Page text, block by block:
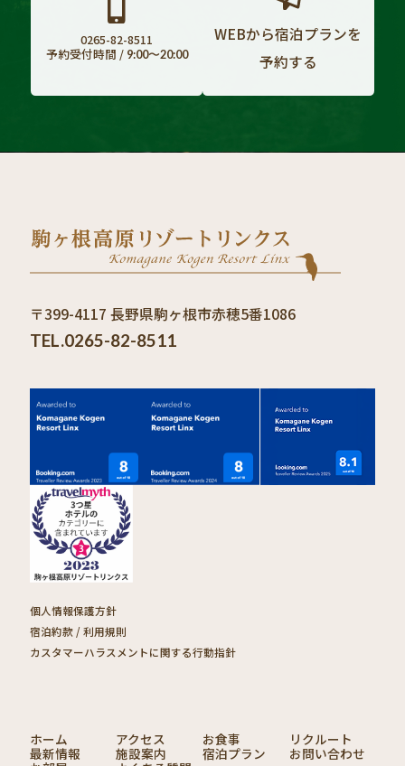
0265-82-8511
予約受付時間 / 9:00〜20:00
WEBから宿泊プランを
予約する
〒399-4117 長野県駒ヶ根市赤穂5番1086
TEL.0265-82-8511
個人情報保護方針
宿泊約款 / 利用規則
カスタマーハラスメントに関する行動指針
ホーム アクセス お食事
リクルート
最新情報
施設案内 宿泊プラン
お問い合わせ